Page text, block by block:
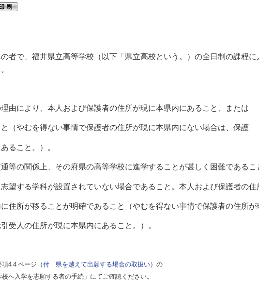
者で、福井県立高等学校（以下「県立高校という。）の全日制の課程に
由により、本人および保護者の住所が現に本県内にあること、または
（やむを得ない事情で保護者の住所が現に本県内にない場合は、保護
ること。）。
の関係上、その府県の高等学校に進学することが甚しく困難であるこ
望する学科が設置されていない場合であること。本人および保護者の住
住所が移ることが明確であること（やむを得ない事情で保護者の住所が
人の住所が現に本県内にあること。）。
4４ページ（付 県を越えて出願する場合の取扱い）の
へ入学を志願する者の手続」にてご確認ください。